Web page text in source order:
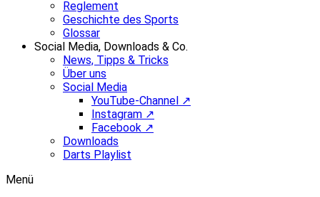
Reglement
Geschichte des Sports
Glossar
Social Media, Downloads & Co.
News, Tipps & Tricks
Über uns
Social Media
YouTube-Channel ↗
Instagram ↗
Facebook ↗
Downloads
Darts Playlist
Menü